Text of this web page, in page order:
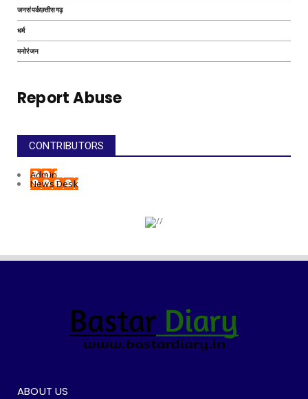
जनसंपर्कछत्तीसगढ़
धर्म
मनोरंजन
Report Abuse
CONTRIBUTORS
Admin
News Desk
ABOUT US